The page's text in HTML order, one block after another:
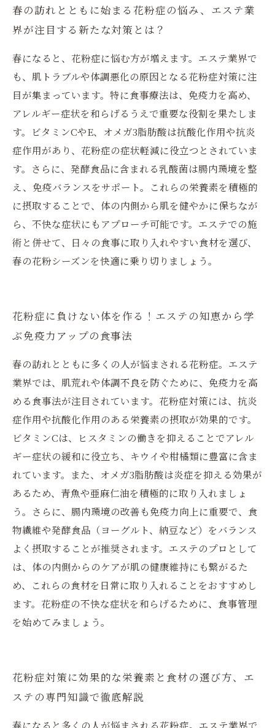
花粉症対策メニューの提案
内側からケアして肌も健康に！エステから始め
る花粉症対策の完結ガイド
花粉の季節でも諦めない！おすすめの食事法で
快適な毎日を手に入れよう
エステの視点で選ぶ、花粉症対策に効くおすす
め食材とその理由
春の訪れとともに始まる花粉症の悩み、エステ業
界が注目する新たな対策とは？
春になると、花粉症に悩む方が増えます。エステ業界で
も、肌トラブルや体調悪化の原因となる花粉症対策に注
目が集まっています。特に食事療法は、免疫力を高め、
アレルギー症状を和らげるうえで重要な役割を果たしま
す。ビタミンCやE、オメガ3脂肪酸は抗酸化作用や抗炎
症作用があり、花粉症の症状軽減に役立つとされていま
す。さらに、発酵食品に含まれる乳酸菌は腸内環境を整
え、免疫バランスをサポート。これらの栄養素を積極的
に摂取することで、体の内側から肌を健やかに保ちなが
ら、不快な症状にもアプローチ可能です。エステでの施
術と併せて、日々の食事に取り入れやすい食材を選び、
春の花粉シーズンを快適に乗り切りましょう。
花粉症に負けない体を作る！エステの知恵から学
ぶ免疫力アップの食事法
春の訪れとともに多くの人が悩まされる花粉症。エステ
業界では、肌荒れや体調不良を防ぐために、免疫力を高
める食事法が注目されています。花粉症対策には、抗炎
症作用や抗酸化作用のある栄養素の摂取が効果的です。
ビタミンCは、ヒスタミンの働きを抑えることでアレル
ギー症状の緩和に役立ち、キウイや柑橘類に豊富に含ま
れています。また、オメガ3脂肪酸は炎症を抑える効果が
あるため、青魚や亜麻仁油を積極的に取り入れましょ
う。さらに、腸内環境の改善も免疫力向上に重要で、食
物繊維や発酵食品（ヨーグルト、納豆など）をバランス
よく摂取することが推奨されます。エステのプロとして
は、体の内側からのケアが肌の健康維持にも繋がるた
め、これらの食材を日常に取り入れることをおすすめし
ます。花粉症の不快な症状を和らげるために、食事管理
を始めてみましょう。
花粉症対策に効果的な栄養素と食材の選び方、エ
ステの専門知識で徹底解説
春になると多くの人が悩まされる花粉症。エステ業界で